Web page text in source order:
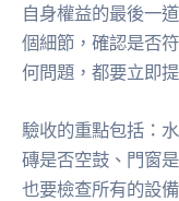
自身權益的最後一
個細節，確認是否
何問題，都要立即
驗收的重點包括：
磚是否空鼓、門窗
也要檢查所有的設